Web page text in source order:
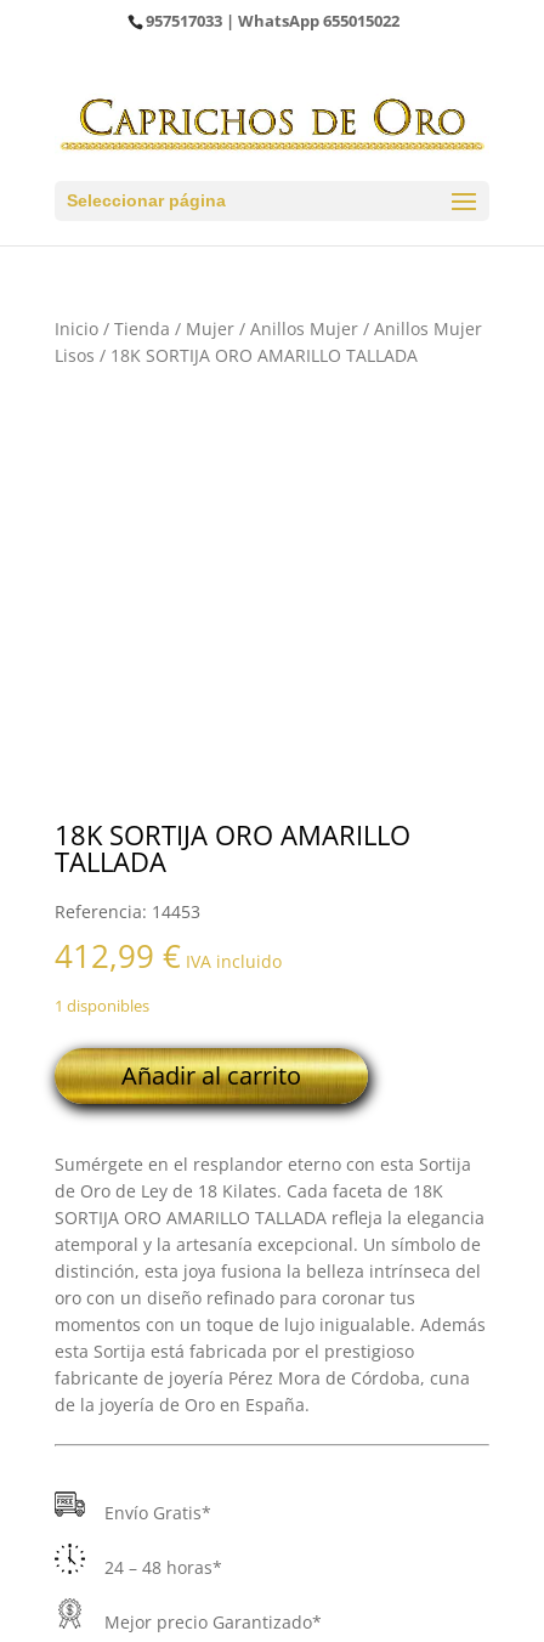
957517033 | WhatsApp655015022
Seleccionar página
Inicio/ Tienda / Mujer/ Anillos Mujer/ Anillos Mujer
Lisos / 18K SORTIJA ORO AMARILLO TALLADA
18K SORTIJA ORO AMARILLO
TALLADA
Referencia: 14453
412,99 € IVA incluido
1 disponibles
18K
SORTIJA
ORO
TALLADA
cantidad
Añadir al carrito
Sumérgete en el resplandor eterno con esta Sortija
de Oro de Ley de 18 Kilates. Cada faceta de 18K
SORTIJA ORO AMARILLO TALLADA refleja la elegancia
atemporal y la artesanía excepcional. Un símbolo de
distinción, esta joya fusiona la belleza intrínseca del
oro con un diseño refinado para coronar tus
momentos con un toque de lujo inigualable. Además
esta Sortija está fabricada por el prestigioso
fabricante de joyería Pérez Mora de Córdoba, cuna
de la joyería de Oro en España.
Envío Gratis*
24 – 48 horas*
Mejor precio Garantizado*